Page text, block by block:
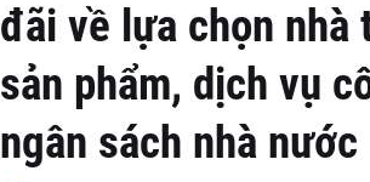
đãi về lựa chọn nhà
sản phẩm, dịch vụ
ngân sách nhà nước